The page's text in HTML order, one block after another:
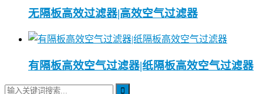
无隔板高效过滤器|高效空气过滤器
有隔板高效空气过滤器|纸隔板高效空气过滤器